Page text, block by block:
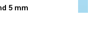
5 mm